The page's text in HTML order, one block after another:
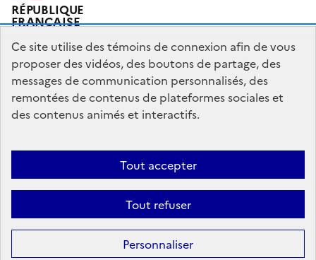
RÉPUBLIQUE
FRANÇAISE
Plan du site Mentions légales Qui sommes-nous ?
Partagez votre expérience pour améliorer les services
Accessibilité : partiellement conforme
gouvernement.fr
Ce site utilise des témoins de connexion afin de vous
proposer des vidéos, des boutons de partage, des
messages de communication personnalisés, des
remontées de contenus de plateformes sociales et
des contenus animés et interactifs.
Tout accepter
Tout refuser
Personnaliser